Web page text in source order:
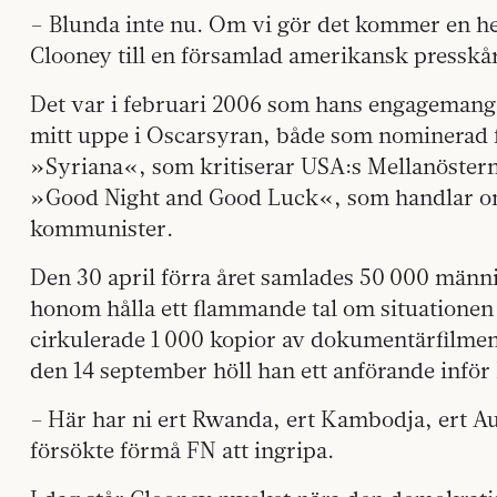
– Blunda inte nu. Om vi gör det kommer en
Clooney till en församlad amerikansk
Det var i februari 2006 som hans
mitt uppe i Oscarsyran, både som
»Syriana«, som kritiserar USA:s
»Good Night and Good Luck«, som handlar
kommunister.
Den 30 april förra året samlades 50 000
honom hålla ett flammande tal om
cirkulerade 1 000 kopior av
den 14 september höll han ett anförande inför
– Här har ni ert Rwanda, ert Kambodja, ert
försökte förmå FN att ingripa.